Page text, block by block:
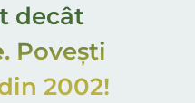
decât
.Povești
2002!